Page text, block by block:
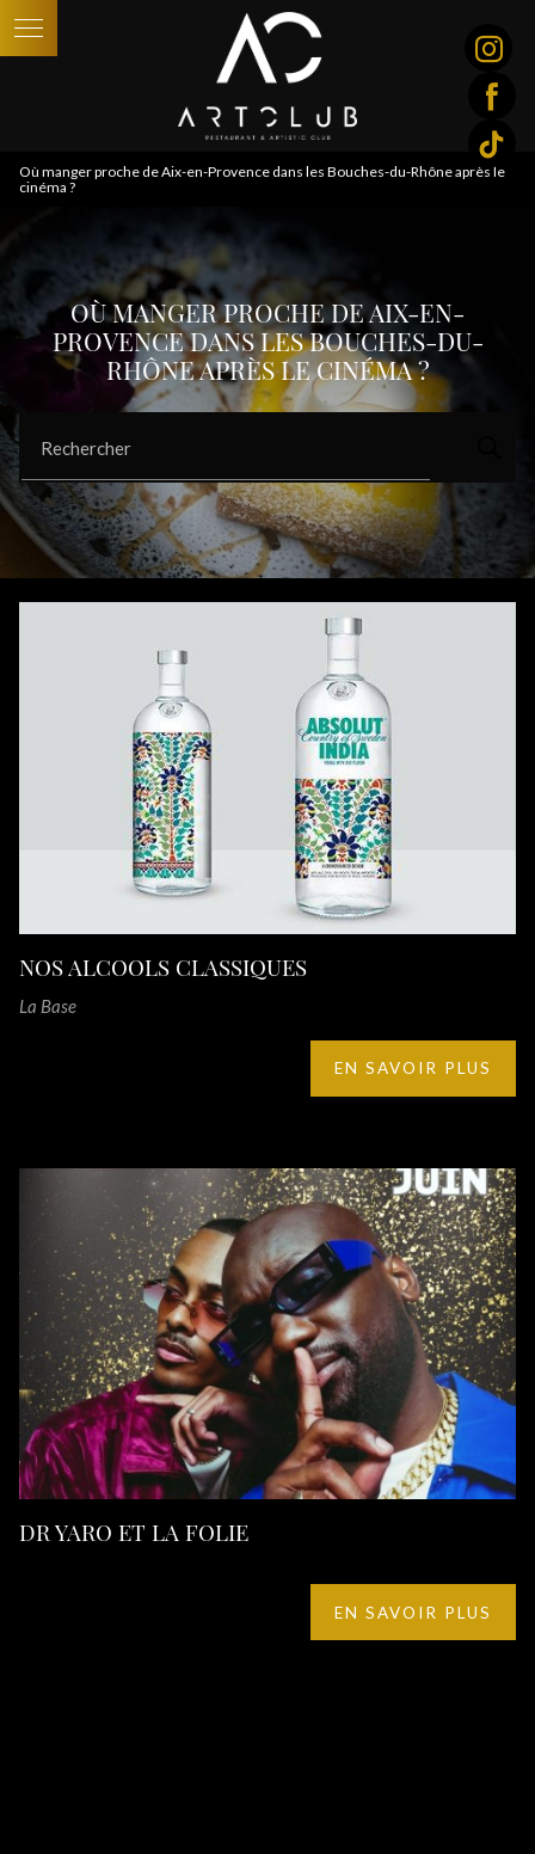
Où manger proche de Aix-en-Provence dans les Bouches-du-Rhône après le
cinéma ?
OÙ MANGER PROCHE DE AIX-EN-
PROVENCE DANS LES BOUCHES-DU-
RHÔNE APRÈS LE CINÉMA ?
Rechercher
NOS ALCOOLS CLASSIQUES
La Base
EN SAVOIR PLUS
DR YARO ET LA FOLIE
EN SAVOIR PLUS
Panneau de gestion des cookies